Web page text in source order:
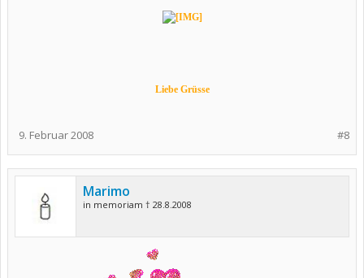
Liebe Grüsse
#8
9. Februar 2008
Marimo
in memoriam † 28.8.2008